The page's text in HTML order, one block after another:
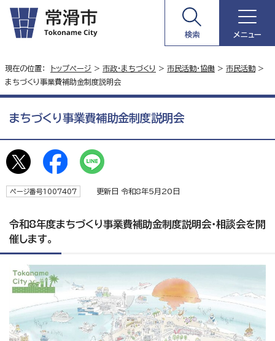
検索 メニュー
現在の位置： トップページ > 市政・まちづくり > 市民活動・協働 > 市民活動>
まちづくり事業費補助金制度説明会
まちづくり事業費補助金制度説明会
ページ番号1007407 更新日 令和8年5月20日
令和8年度まちづくり事業費補助金制度説明会・相談会を開
催します。